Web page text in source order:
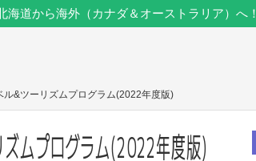
道から海外（カナダ＆オーストラリア）へ！
&ツーリズムプログラム(2022年度版)
ムプログラム(2022年度版)